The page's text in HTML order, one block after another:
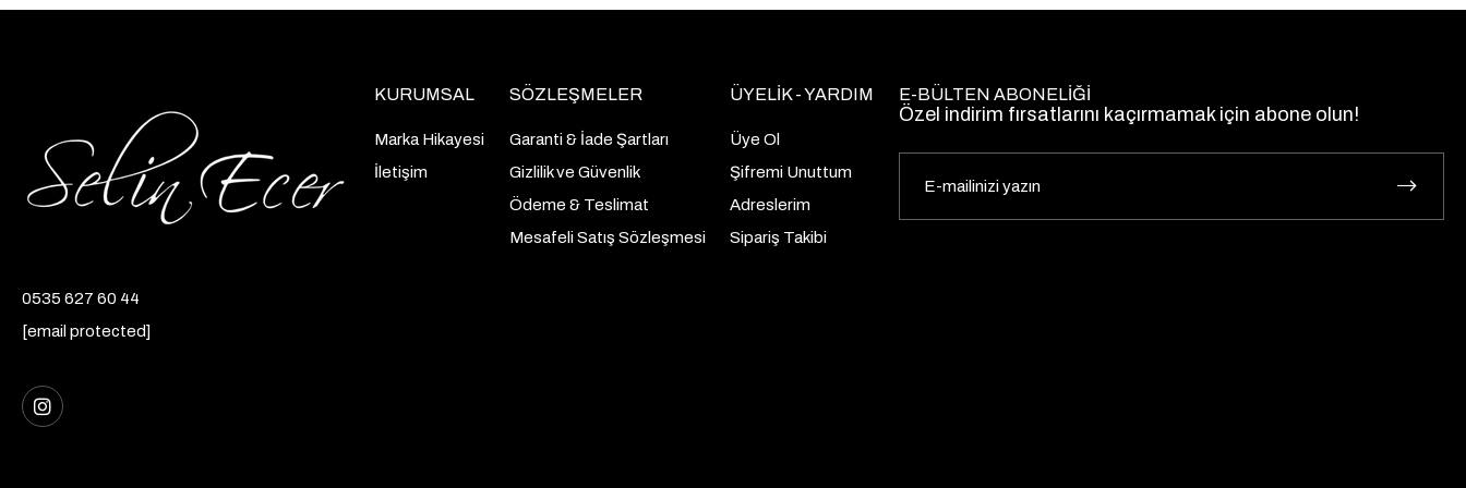
0535 627 60 44
[email protected]
KURUMSAL
Marka Hikayesi
İletişim
SÖZLEŞMELER
Garanti & İade Şartları
Gizlilik ve Güvenlik
Ödeme & Teslimat
Mesafeli Satış Sözleşmesi
ÜYELİK - YARDIM
Üye Ol
Şifremi Unuttum
Adreslerim
Sipariş Takibi
E-BÜLTEN ABONELİĞİ
Özel indirim fırsatlarını kaçırmamak için abone olun!